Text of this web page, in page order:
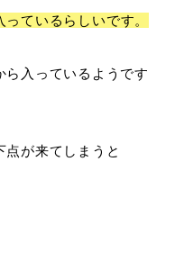
っているらしいです。
ら入っているようです
が来てしまうと